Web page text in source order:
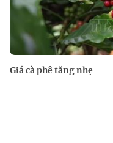
Giá cà phê tăng nhẹ